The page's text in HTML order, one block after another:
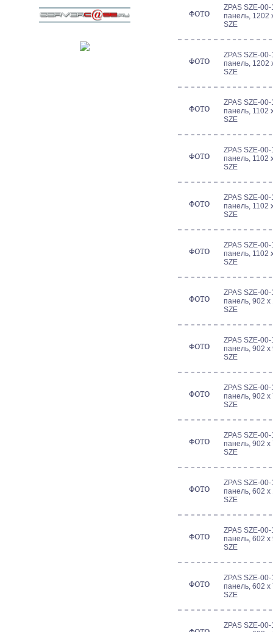
ZPAS SZE-
панель, 1202
SZE
ZPAS SZE-
панель, 1202
SZE
ZPAS SZE-
панель, 1102
SZE
ZPAS SZE-
панель, 1102
SZE
ZPAS SZE-
панель, 1102
SZE
ZPAS SZE-
панель, 1102
SZE
ZPAS SZE-
панель, 902
SZE
ZPAS SZE-
панель, 902
SZE
ZPAS SZE-
панель, 902
SZE
ZPAS SZE-
панель, 902
SZE
ZPAS SZE-
панель, 602
SZE
ZPAS SZE-
панель, 602
SZE
ZPAS SZE-
панель, 602
SZE
ZPAS SZE-